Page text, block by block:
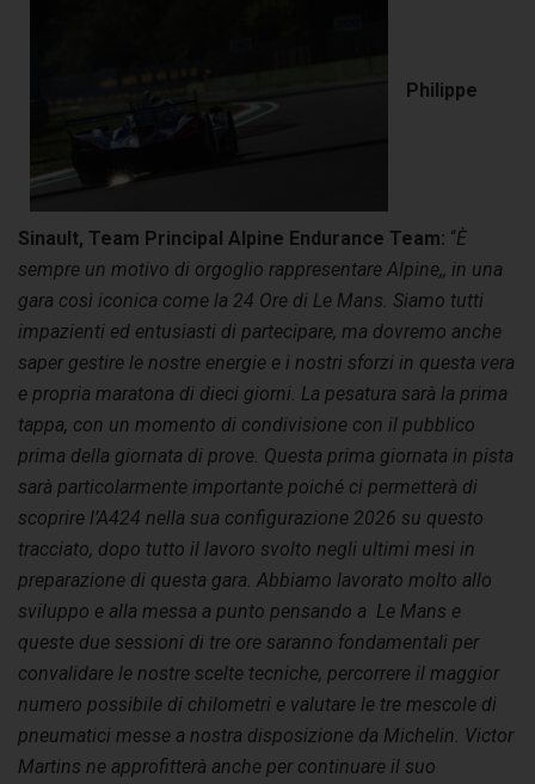
Philippe
Sinault, Team Principal Alpine Endurance Team: “È
sempre un motivo di orgoglio rappresentare Alpine,, in una
gara così iconica come la 24 Ore di Le Mans. Siamo tutti
impazienti ed entusiasti di partecipare, ma dovremo anche
saper gestire le nostre energie e i nostri sforzi in questa vera
e propria maratona di dieci giorni. La pesatura sarà la prima
tappa, con un momento di condivisione con il pubblico
prima della giornata di prove. Questa prima giornata in pista
sarà particolarmente importante poiché ci permetterà di
scoprire l’A424 nella sua configurazione 2026 su questo
tracciato, dopo tutto il lavoro svolto negli ultimi mesi in
preparazione di questa gara. Abbiamo lavorato molto allo
sviluppo e alla messa a punto pensando a Le Mans e
queste due sessioni di tre ore saranno fondamentali per
convalidare le nostre scelte tecniche, percorrere il maggior
numero possibile di chilometri e valutare le tre mescole di
pneumatici messe a nostra disposizione da Michelin. Victor
Martins ne approfitterà anche per continuare il suo